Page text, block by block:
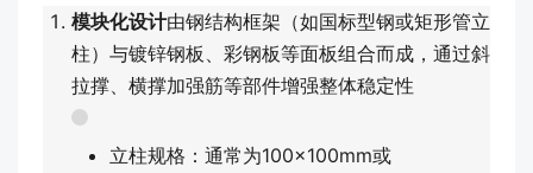
模块化设计由钢结构框架（如国标型钢或矩形管立
柱）与镀锌钢板、彩钢板等面板组合而成，通过斜
拉撑、横撑加强筋等部件增强整体稳定性
立柱规格：通常为100×100mm或